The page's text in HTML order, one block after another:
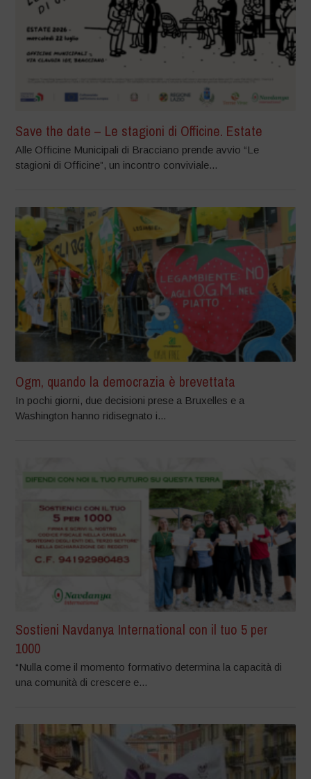
Save the date – Le stagioni di Officine. Estate
Alle Officine Municipali di Bracciano prende avvio “Le
stagioni di Officine”, un incontro conviviale...
Ogm, quando la democrazia è brevettata
In pochi giorni, due decisioni prese a Bruxelles e a
Washington hanno ridisegnato i...
Sostieni Navdanya International con il tuo 5 per
1000
“Nulla come il momento formativo determina la capacità di
una comunità di crescere e...